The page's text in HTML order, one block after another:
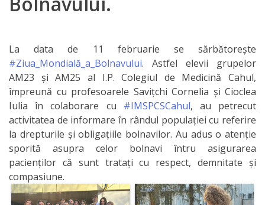
IPCMC
Posturi
vacante
Transparență
Planuri și
rapoarte
de
activitate
La data de 11 februarie se sărbătorește
#Ziua_Mondială_a_Bolnavului. Astfel elevii grupelor
AM23 și AM25 al I.P. Colegiul de Medicină Cahul,
împreună cu profesoarele Savițchi Cornelia și Cioclea
Iulia în colaborare cu #IMSPCSCahul, au petrecut
activitatea de informare în rândul populației cu referire
la drepturile și obligațiile bolnavilor. Au adus o atenție
sporită asupra celor bolnavi întru asigurarea
pacienților că sunt tratați cu respect, demnitate și
compasiune.